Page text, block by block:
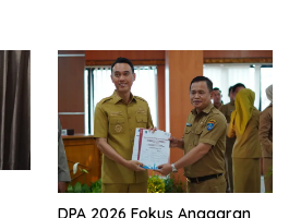
DPA 2026 Fokus Anggaran